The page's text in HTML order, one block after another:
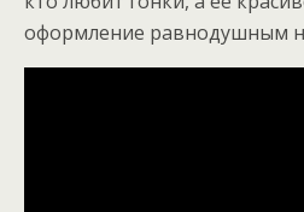
оформление равнодушным